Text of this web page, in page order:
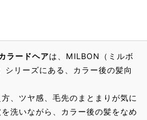
ラードヘアは、MILBON（ミルボ
シリーズにある、カラー後の髪向
、ツヤ感、毛先のまとまりが気に
洗いながら、カラー後の髪をなめ